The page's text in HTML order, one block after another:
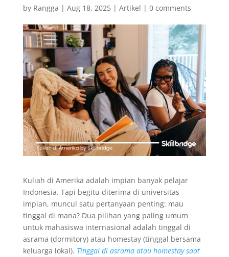
by Rangga | Aug 18, 2025| Artikel | 0 comments
Kuliah di Amerika adalah impian banyak pelajar
Indonesia. Tapi begitu diterima di universitas
impian, muncul satu pertanyaan penting: mau
tinggal di mana? Dua pilihan yang paling umum
untuk mahasiswa internasional adalah tinggal di
asrama (dormitory) atau homestay (tinggal bersama
keluarga lokal). Tinggal di asrama atau homestay saat